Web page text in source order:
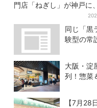
門店「ねぎし」が神戸に、
「想像しただけでお腹空
く…」SNSで喜びの声
同じ「黒
験型の常
大阪・淀
列！惣菜
【7月28